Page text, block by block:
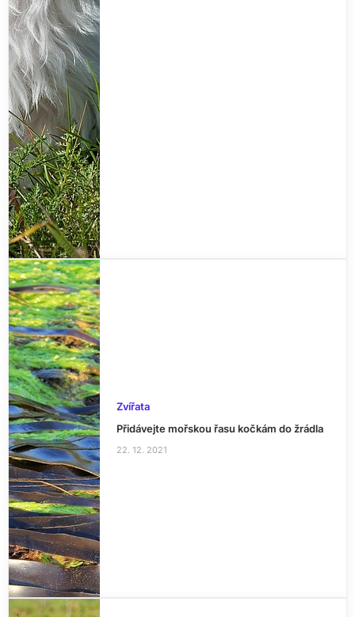
Zvířata
Přidávejte mořskou řasu kočkám do žrádla
22. 12. 2021